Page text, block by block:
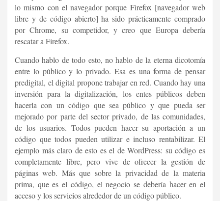
lo mismo con el navegador porque Firefox [navegador web
libre y de código abierto] ha sido prácticamente comprado
por Chrome, su competidor, y creo que Europa debería
rescatar a Firefox.
Cuando hablo de todo esto, no hablo de la eterna dicotomía
entre lo público y lo privado. Esa es una forma de pensar
predigital, el digital propone trabajar en red. Cuando hay una
inversión para la digitalización, los entes públicos deben
hacerla con un código que sea público y que pueda ser
mejorado por parte del sector privado, de las comunidades,
de los usuarios. Todos pueden hacer su aportación a un
código que todos pueden utilizar e incluso rentabilizar. El
ejemplo más claro de esto es el de WordPress: su código es
completamente libre, pero vive de ofrecer la gestión de
páginas web. Más que sobre la privacidad de la materia
prima, que es el código, el negocio se debería hacer en el
acceso y los servicios alrededor de un código público.